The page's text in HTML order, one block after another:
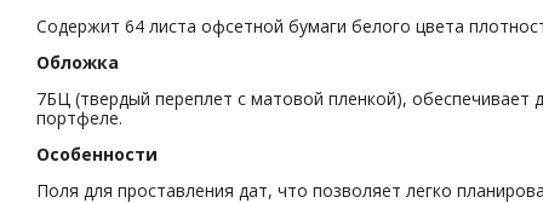
Содержит 64 листа офсетной бумаги белого цвета
Обложка
7БЦ (твердый переплет с матовой пленкой),
портфеле.
Особенности
Поля для проставления дат, что позволяет легко